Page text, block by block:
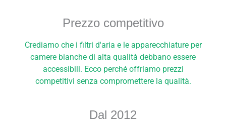
Prezzo competitivo
Crediamo che i filtri d'aria e le apparecchiature per
camere bianche di alta qualità debbano essere
accessibili. Ecco perché offriamo prezzi
competitivi senza compromettere la qualità.
Dal 2012